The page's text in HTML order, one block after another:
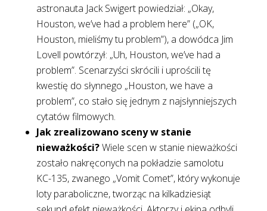
astronauta Jack Swigert powiedział: „Okay,
Houston, we’ve had a problem here” („OK,
Houston, mieliśmy tu problem”), a dowódca Jim
Lovell powtórzył: „Uh, Houston, we’ve had a
problem”. Scenarzyści skrócili i uprościli tę
kwestię do słynnego „Houston, we have a
problem”, co stało się jednym z najsłynniejszych
cytatów filmowych.
Jak zrealizowano sceny w stanie
nieważkości?Wiele scen w stanie nieważkości
zostało nakręconych na pokładzie samolotu
KC-135, zwanego „Vomit Comet”, który wykonuje
loty paraboliczne, tworząc na kilkadziesiąt